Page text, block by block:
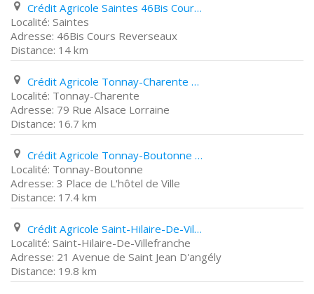
Crédit Agricole Saintes 46Bis Cours Reverseaux
Saintes
46Bis Cours Reverseaux
14 km
Crédit Agricole Tonnay-Charente 79 Rue Alsace Lorraine
Tonnay-Charente
79 Rue Alsace Lorraine
16.7 km
Crédit Agricole Tonnay-Boutonne 3 Place de L'hôtel de Ville
Tonnay-Boutonne
3 Place de L'hôtel de Ville
17.4 km
Crédit Agricole Saint-Hilaire-De-Villefranche 21 Avenue de Saint Jean D'angély
Saint-Hilaire-De-Villefranche
21 Avenue de Saint Jean D'angély
19.8 km